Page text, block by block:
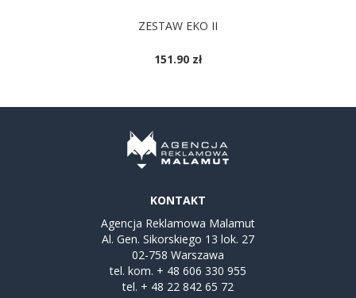
ZESTAW EKO II
151.90 zł
KONTAKT
Agencja Reklamowa Malamut
Al. Gen. Sikorskiego 13 lok. 27
02-758 Warszawa
tel. kom. + 48 606 330 955
tel. + 48 22 842 65 72